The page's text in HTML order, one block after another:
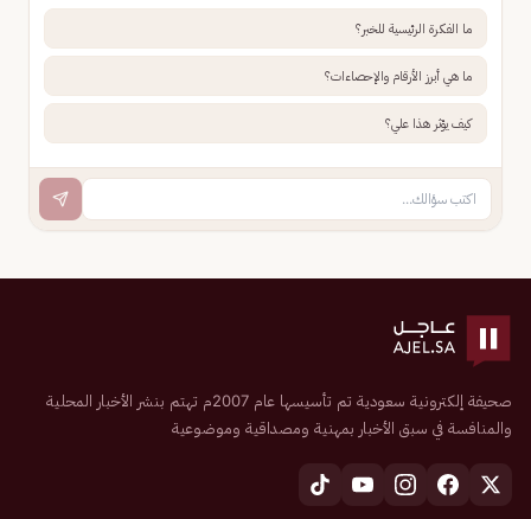
ما الفكرة الرئيسية للخبر؟
ما هي أبرز الأرقام والإحصاءات؟
كيف يؤثر هذا علي؟
صحيفة إلكترونية سعودية تم تأسيسها عام 2007م تهتم بنشر الأخبار المحلية
والمنافسة في سبق الأخبار بمهنية ومصداقية وموضوعية